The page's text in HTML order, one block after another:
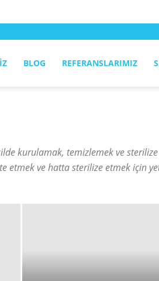
BLOG REFERANSLARIMIZ
kurulamak, temizlemek ve
etmek ve hatta sterilize etmek için